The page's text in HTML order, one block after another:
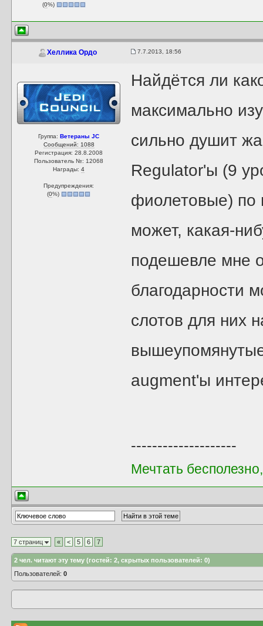
(0%)
Хеллика Ордо 7.7.2013, 18:56
Группа:Ветераны JC
Сообщений: 1088
Регистрация: 28.8.2008
Пользователь №: 12068
Награды:4
Предупреждения:
(0%)
Найдётся ли
максимально
сильно душит
Regulator'ы (9
фиолетовые) по
может, какая-
подешевле мне
благодарности
слотов для них
augment'ы
--------------------
Мечтать
7 страниц « < 5 6 7
2 чел. читают эту тему (гостей: 2, скрытых пользователей: 0)
Пользователей:0